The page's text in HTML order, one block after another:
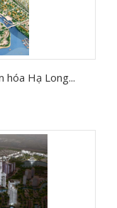
hóa Hạ Long...